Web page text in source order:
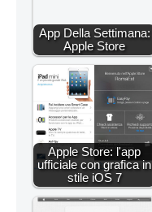
App Della Settimana:
Apple Store
Apple Store: l'app
ufficiale con grafica in
stile iOS 7